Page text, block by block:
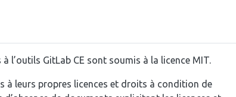
l’outils GitLab CE sont soumis à la licence MIT.
à leurs propres licences et droits à condition de